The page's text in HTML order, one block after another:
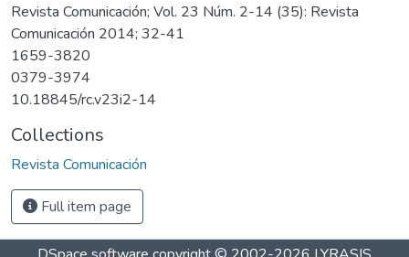
Revista Comunicación; Vol. 23 Núm. 2-14 (35): Revista
Comunicación 2014; 32-41
1659-3820
0379-3974
10.18845/rc.v23i2-14
Collections
Revista Comunicación
Full item page